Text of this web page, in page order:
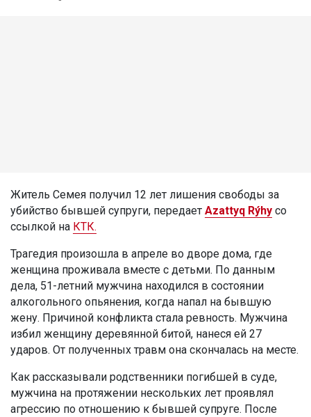
Житель Семея получил 12 лет лишения свободы за
убийство бывшей супруги, передает Azattyq Rýhy со
ссылкой на КТК.
Трагедия произошла в апреле во дворе дома, где
женщина проживала вместе с детьми. По данным
дела, 51-летний мужчина находился в состоянии
алкогольного опьянения, когда напал на бывшую
жену. Причиной конфликта стала ревность. Мужчина
избил женщину деревянной битой, нанеся ей 27
ударов. От полученных травм она скончалась на месте.
Как рассказывали родственники погибшей в суде,
мужчина на протяжении нескольких лет проявлял
агрессию по отношению к бывшей супруге. После